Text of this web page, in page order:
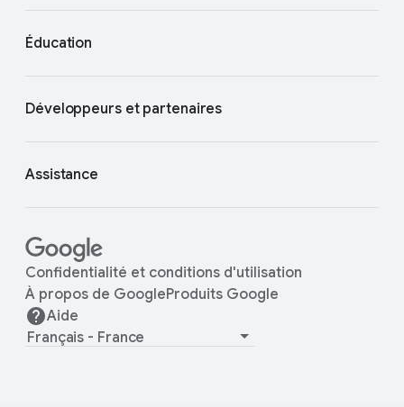
Éducation
Développeurs et partenaires
Assistance
Confidentialité et conditions d'utilisation
À propos de GoogleProduits Google
Aide